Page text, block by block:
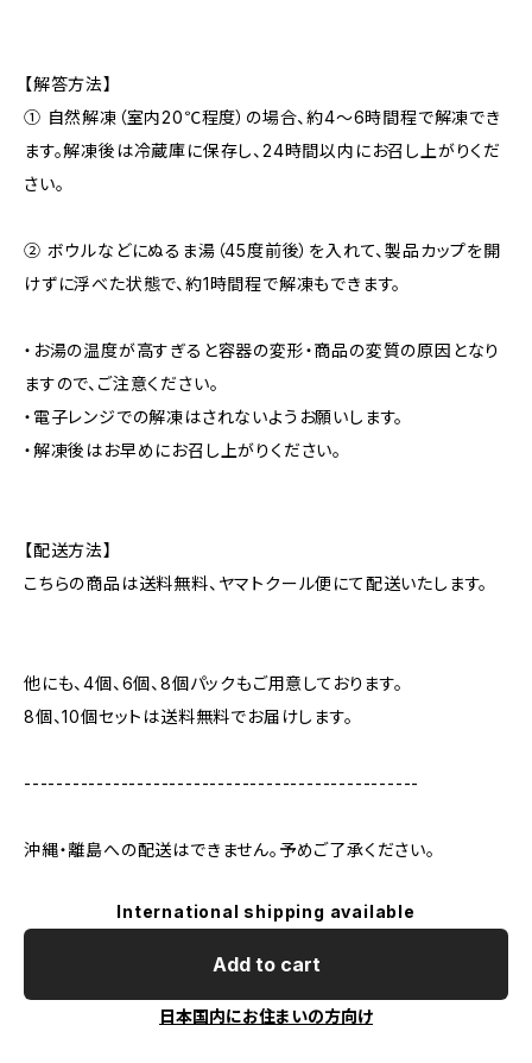
【解答方法】
① 自然解凍（室内20℃程度）の場合、約4～6時間程で解凍でき
ます。解凍後は冷蔵庫に保存し、24時間以内にお召し上がりくだ
さい。
② ボウルなどにぬるま湯（45度前後）を入れて、製品カップを開
けずに浮べた状態で、約1時間程で解凍もできます。
・お湯の温度が高すぎると容器の変形・商品の変質の原因となり
ますので、ご注意ください。
・電子レンジでの解凍はされないようお願いします。
・解凍後はお早めにお召し上がりください。
【配送方法】
こちらの商品は送料無料、ヤマトクール便にて配送いたします。
他にも、4個、6個、8個パックもご用意しております。
8個、10個セットは送料無料でお届けします。
-------------------------------------------------
沖縄・離島への配送はできません。予めご了承ください。
International shipping available
Add to cart
日本国内にお住まいの方向け